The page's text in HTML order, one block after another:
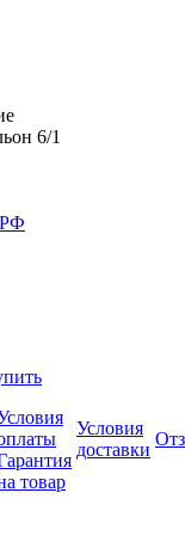
6/1
РФ
товар
Условия
доставки